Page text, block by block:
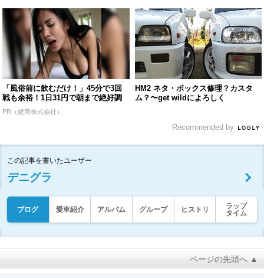
「風俗前に飲むだけ！」45分で3回
戦も余裕！1日31円で朝まで絶好調
PR（健商株式会社）
HM2 ネタ・ボックス修理？カスタ
ム？〜get wildによろしく
Recommended by
この記事を書いたユーザー
デニグラ
ブログ 愛車紹介 アルバム グループ ヒストリ
ラップ
タイム
ページの先頭へ ▲